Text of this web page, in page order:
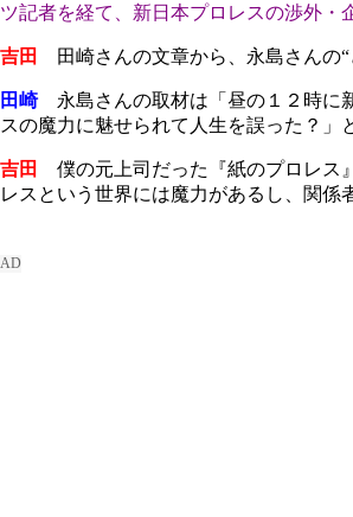
ツ記者を経て、新日本プロレスの渉外・
吉田 田崎さんの文章から、永島さんの“
田崎永島さんの取材は「昼の１２時に
スの魔力に魅せられて人生を誤った？」
吉田
僕の元上司だった『紙のプロレス
レスという世界には魔力があるし、関係